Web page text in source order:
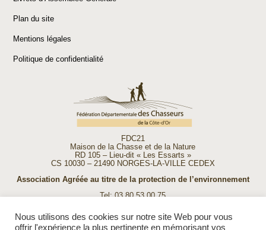
Plan du site
Mentions légales
Politique de confidentialité
FDC21
Maison de la Chasse et de la Nature
RD 105 – Lieu-dit « Les Essarts »
CS 10030 – 21490 NORGES-LA-VILLE CEDEX
Association Agréée au titre de la protection de l’environnement
Tel: 03 80 53 00 75
E-mail:
accueil@fdc21.com
Ouverture de la FDC 21 :
Nous utilisons des cookies sur notre site Web pour vous
offrir l'expérience la plus pertinente en mémorisant vos